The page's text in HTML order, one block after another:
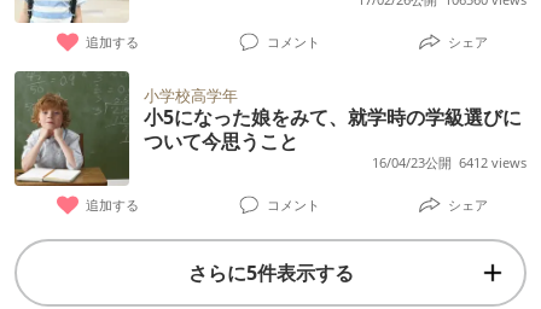
グダグダ・・・・ 本人は「学校は人数が多い
から疲れる」と言いながらも 「学校は●●がい
るから楽しい」 「疲れても家で休めばいい
や」と言ったりして、もうよく分かりませ
ん。 通級は週1のＳＳＴのみしかなく、勉強
面でのフォローが期待できないため、 普通級
or支援級の二択となっています （今のとこ
ろ、2年生は普通級+通級の希望を出してしま
っていますが） 【補足】 情緒の人数が少ない
人しく授業を受けられそう ◯保育所も楽しん
で過ごしているので、学校も慣れたら大丈夫
じゃないか ◯卓球やくもんの様子をみる限
り、立ち歩きなど問題行動はしなさそう ✕指
示がわからなくなったときに放置される可能
性がある ✕友達とのコミュニケーションは難
ついて》 支援級在籍で通常級に交流ok 普通
級在籍でも、来年支援級の検討があれば支援
障害にあたりますよね？ 78だとボーダーなの
で、大分数値に差があるのですが、受けた期
間があまり空かなかったからなのでしょう
か？（大体2ヶ月位）保健センターからの連絡
がまだ来ておらず、詳しい数値や見解が分か
らないのですが、教育委員会の方の話では特
に短期記憶が弱く、処理速度が平均らしいで
す。 平仮名の読みはほぼ完璧、カナカナはだ
いたい読めています。自分の名前はお手本が
追加する コメント シェア
小学校高学年
小5になった娘をみて、就学時の学級選びに
ついて今思うこと
16/04/23公開 6412 views
追加する コメント シェア
さらに5件表示する